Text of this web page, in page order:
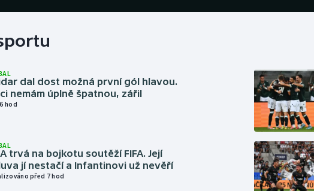
dal dost možná první gól hlavou.
nemám úplně špatnou, zářil
hod
trvá na bojkotu soutěží FIFA. Její
jí nestačí a Infantinovi už nevěří
před 7 hod